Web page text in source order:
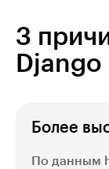
3
Django
Более
По данным